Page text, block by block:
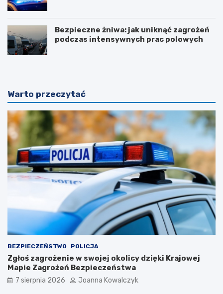
Bezpieczne żniwa: jak uniknąć zagrożeń
podczas intensywnych prac polowych
Warto przeczytać
BEZPIECZEŃSTWO POLICJA
Zgłoś zagrożenie w swojej okolicy dzięki Krajowej
Mapie Zagrożeń Bezpieczeństwa
7 sierpnia 2026 Joanna Kowalczyk